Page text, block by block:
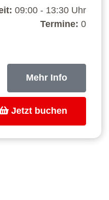
09:00 - 13:30 Uhr
Termine: 0
Mehr Info
Jetzt buchen